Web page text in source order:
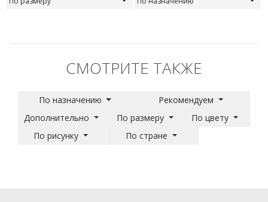
СМОТРИТЕ ТАКЖЕ
По назначению
Рекомендуем
Дополнительно
По размеру
По цвету
По рисунку
По стране